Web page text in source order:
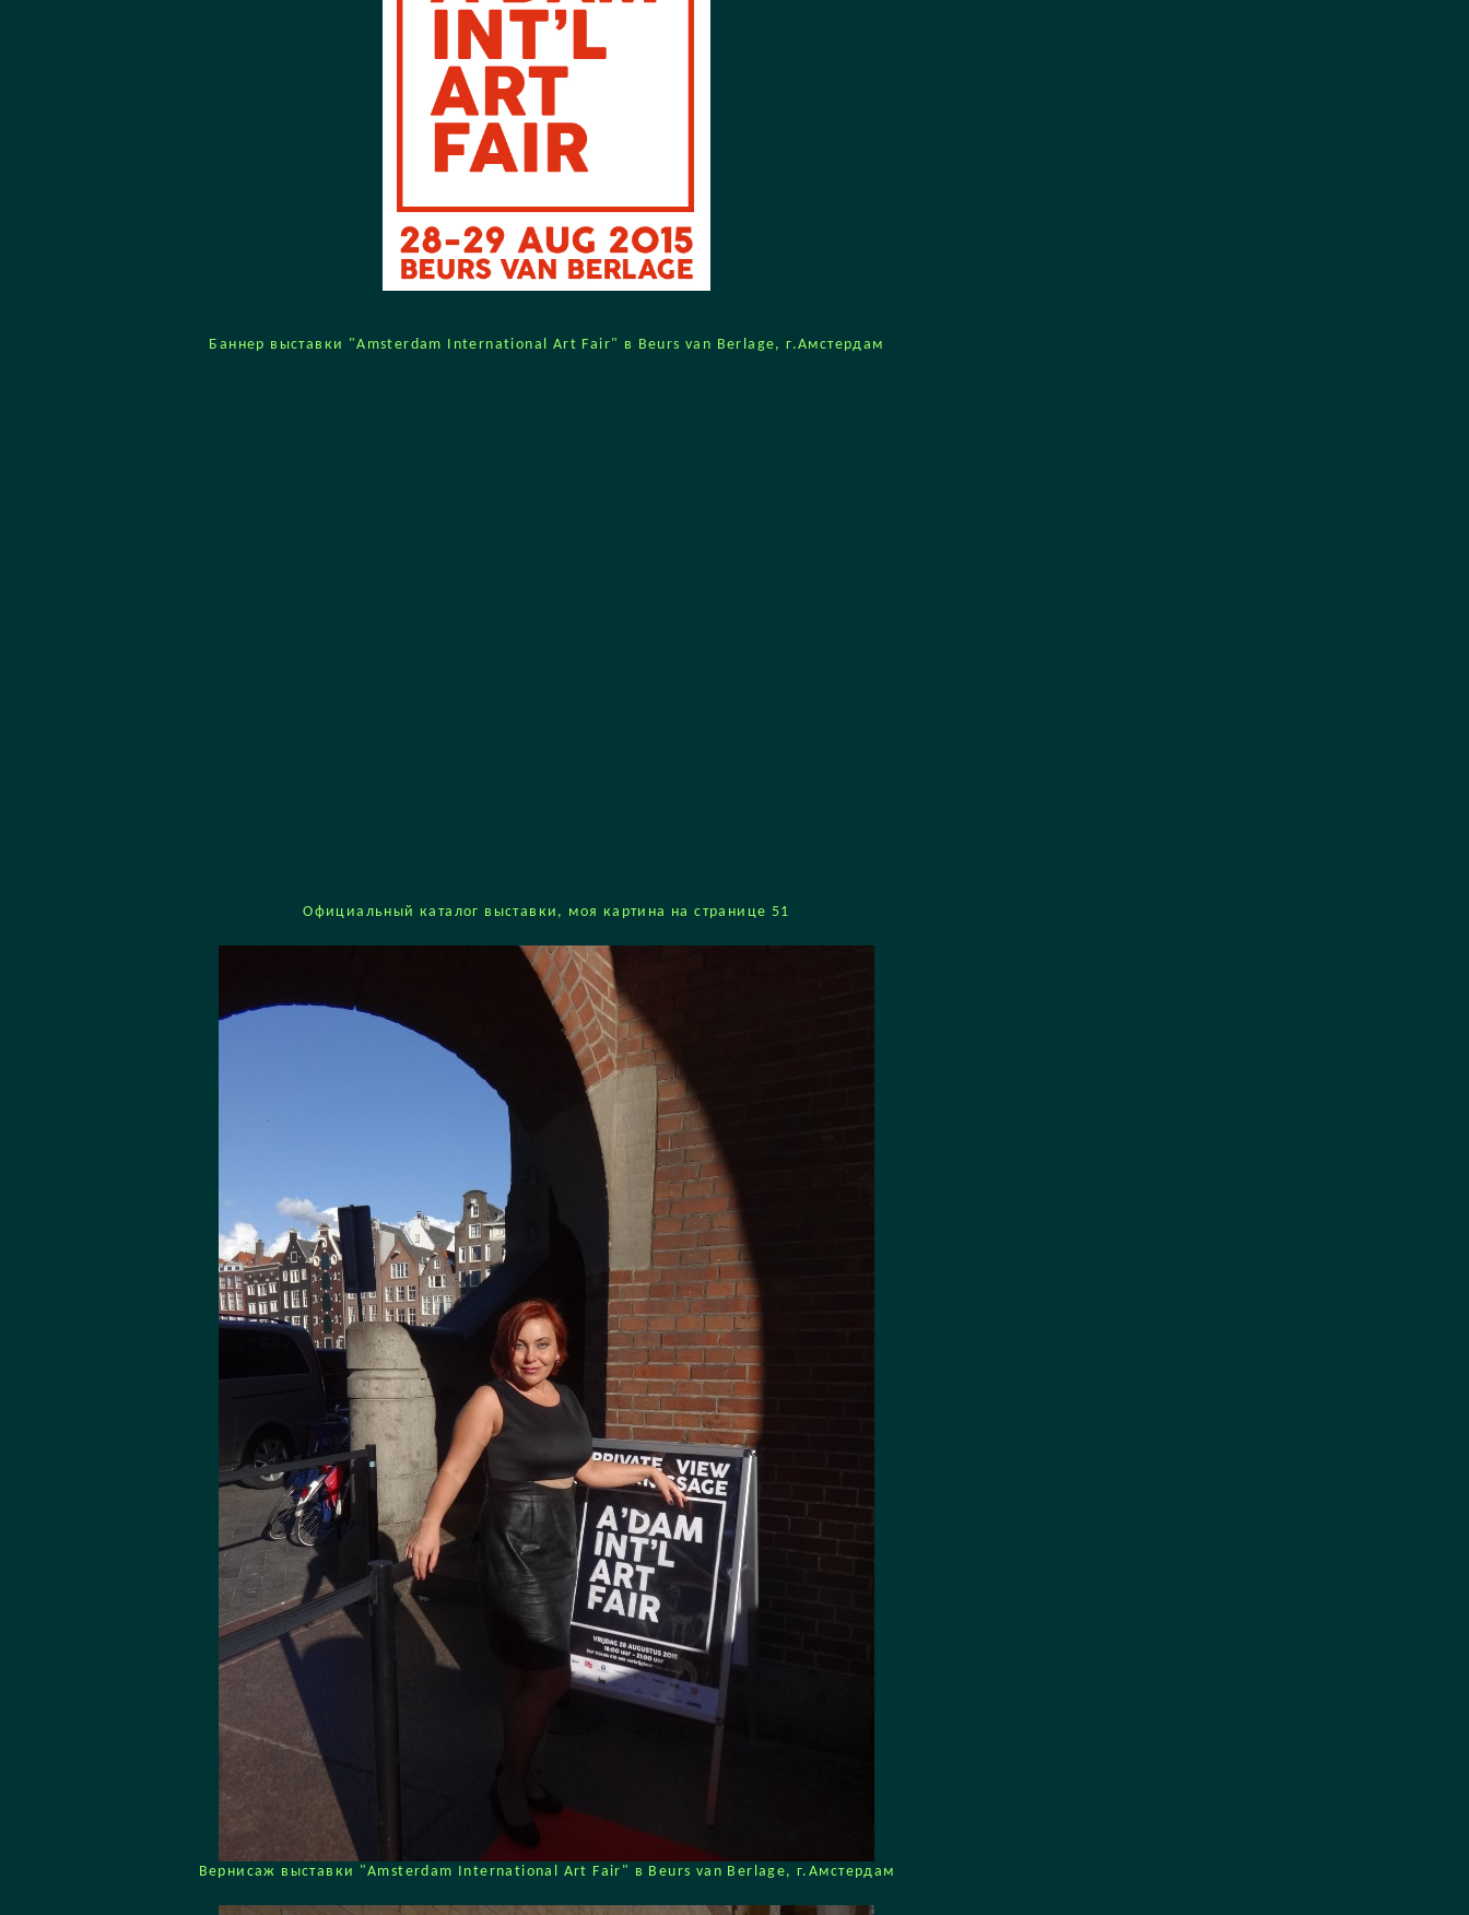
Баннер выставки "Amsterdam International Art Fair" в Beurs van Berlage, г.Амстердам
Официальный каталог выставки, моя картина на странице 51
Вернисаж выставки "Amsterdam International Art Fair" в Beurs van Berlage, г.Амстердам